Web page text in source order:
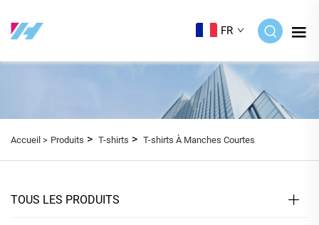
FR
Accueil > Produits > T-shirts > T-shirts À Manches Courtes
TOUS LES PRODUITS